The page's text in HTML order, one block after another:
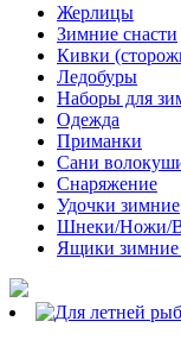
Жерлицы
Зимние снасти
Кивки
Ледобуры
Наборы для
Одежда
Приманки
Сани
Снаряжение
Удочки зимние
Шнеки/Ножи/
Ящики